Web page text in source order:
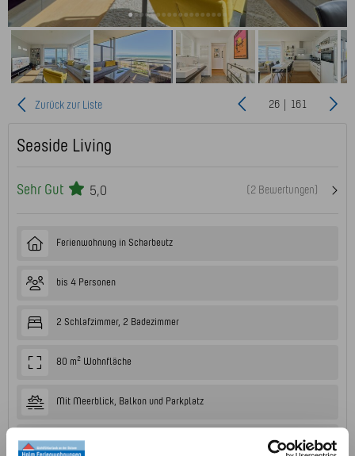
Zurück zur Liste 26 | 161
Seaside Living
Sehr Gut 5,0 (2 Bewertungen)
Ferienwohnung in Scharbeutz
bis 4 Personen
2 Schlafzimmer, 2 Badezimmer
80 m² Wohnfläche
Mit Meerblick, Balkon und Parkplatz
2. Obergeschoss